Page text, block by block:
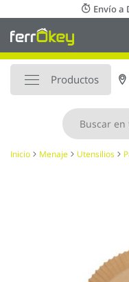
al
contenido
Envío a
Productos
Inicio Menaje Utensilios